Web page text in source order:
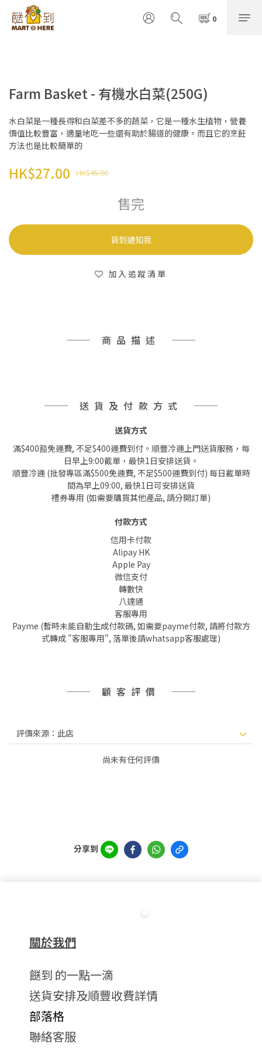
Farm Basket - 有機水白菜(250G)
水白菜是一種長得和白菜差不多的蔬菜，它是一種水生植物，營養
價值比較豐富，適量地吃一些還有助於腸道的健康。而且它的烹飪
方法也是比較簡單的
HK$45.00
HK$27.00
售完
貨到通知我
加入追蹤清單
商品描述
送貨及付款方式
送貨方式
滿$400豁免運費, 不足$400運費到付。順豐冷運上門送貨服務，每
日早上9:00截單，最快1日安排送貨。
順豐冷運 (批發專區滿$500免運費, 不足$500運費到付) 每日截單時
間為早上09:00, 最快1日可安排送貨
禮券專用 (如需要購買其他產品, 請分開訂單)
付款方式
信用卡付款
Alipay HK
Apple Pay
微信支付
轉數快
八達通
客服專用
Payme (暫時未能自動生成付款碼, 如需要payme付款, 請將付款方
式轉成 "客服專用", 落單後請whatsapp客服處理)
顧客評價
尚未有任何評價
分享到
關於我們
餸到 的一點一滴
送貨安排及順豐收費詳情
部落格
聯絡客服